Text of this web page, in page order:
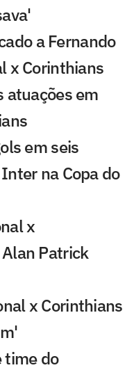
a Fernando
x Corinthians
atuações em
em seis
na Copa do
x
Patrick
x Corinthians
time do